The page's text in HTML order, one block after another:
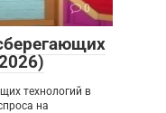
0
технологий в
на